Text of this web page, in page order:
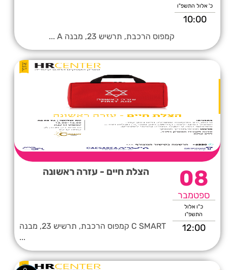
כ' אלול התשפ"ו
10:00
קמפוס הרכבת, תרשיש 23, מבנה A ...
08
ספטמבר
כ"ו אלול
התשפ"ו
12:00
הצלת חיים - עזרה ראשונה
C SMART קמפוס הרכבת, תרשיש 23, מבנה
...